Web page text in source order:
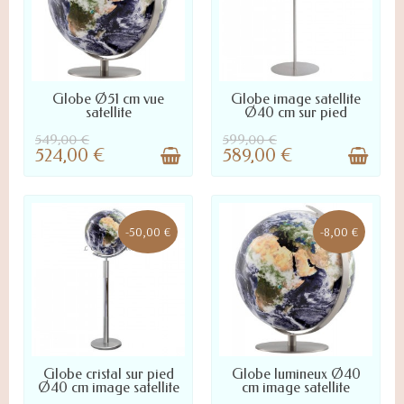
LIVRÉ SOUS 10 À 45 JOURS :
NOUS CONTACTER POUR
Globe Ø51 cm vue
satellite
549,00 €
524,00 €
LIVRÉ SOUS 10 À 45 JOURS :
NOUS CONTACTER POUR
DÉLAI PRÉCIS
Globe image satellite
Ø40 cm sur pied
599,00 €
589,00 €
-50,00 €
LIVRÉ SOUS 10 À 45 JOURS :
NOUS CONTACTER POUR
DÉLAI PRÉCIS
Globe cristal sur pied
Ø40 cm image satellite
-8,00 €
LIVRÉ SOUS 7 À 20 JOURS :
NOUS CONTACTER POUR
DÉLAI PRÉCIS
Globe lumineux Ø40
cm image satellite